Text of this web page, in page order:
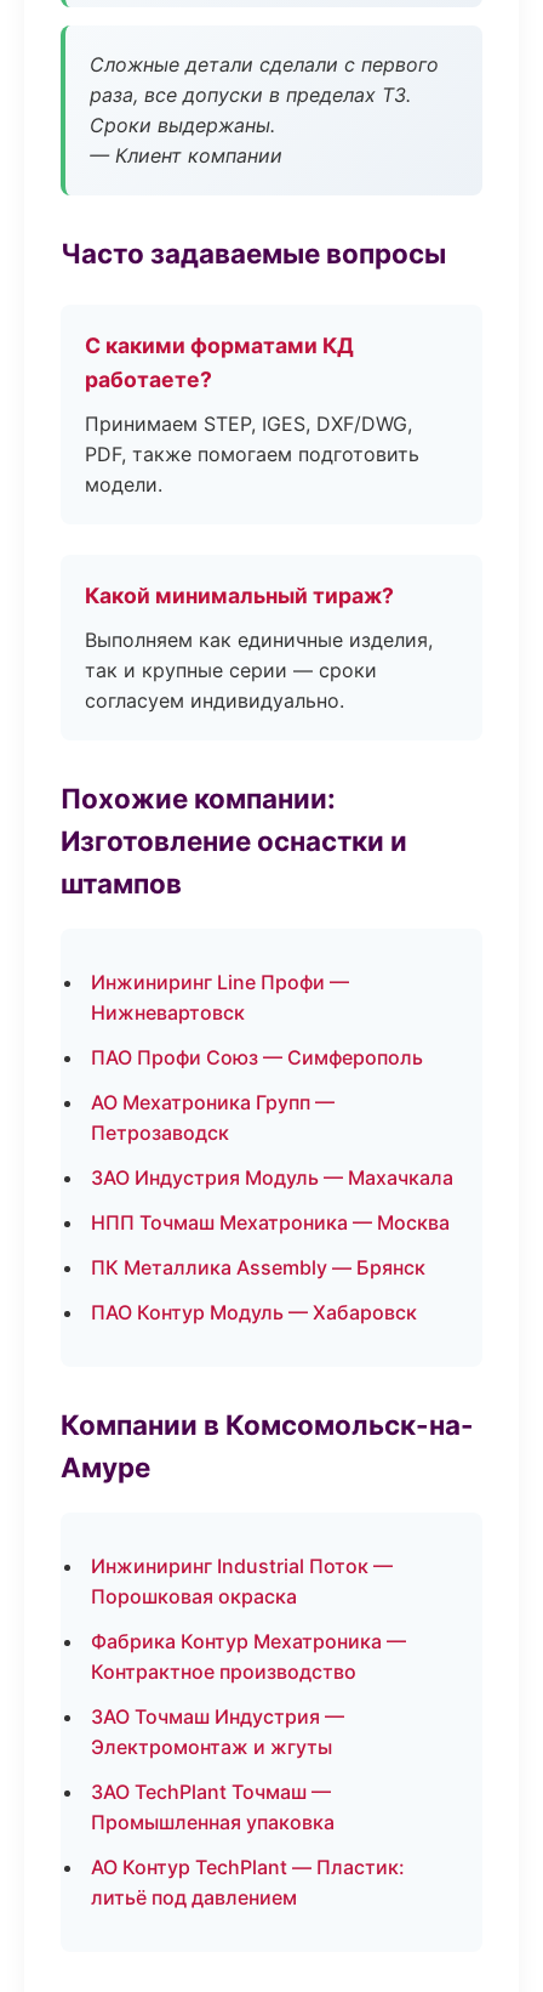
Сложные детали сделали с первого
раза, все допуски в пределах ТЗ.
Сроки выдержаны.
— Клиент компании
Часто задаваемые вопросы
С какими форматами КД
работаете?
Принимаем STEP, IGES, DXF/DWG,
PDF, также помогаем подготовить
модели.
Какой минимальный тираж?
Выполняем как единичные изделия,
так и крупные серии — сроки
согласуем индивидуально.
Похожие компании:
Изготовление оснастки и
штампов
Инжиниринг Line Профи —
Нижневартовск
ПАО Профи Союз — Симферополь
АО Мехатроника Групп —
Петрозаводск
ЗАО Индустрия Модуль — Махачкала
НПП Точмаш Мехатроника — Москва
ПК Металлика Assembly — Брянск
ПАО Контур Модуль — Хабаровск
Компании в Комсомольск-на-
Амуре
Инжиниринг Industrial Поток —
Порошковая окраска
Фабрика Контур Мехатроника —
Контрактное производство
ЗАО Точмаш Индустрия —
Электромонтаж и жгуты
ЗАО TechPlant Точмаш —
Промышленная упаковка
АО Контур TechPlant — Пластик:
литьё под давлением